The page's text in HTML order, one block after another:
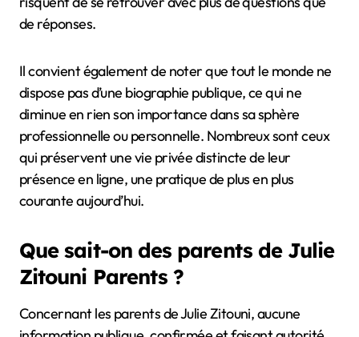
de réponses.
Il convient également de noter que tout le monde ne
dispose pas d’une biographie publique, ce qui ne
diminue en rien son importance dans sa sphère
professionnelle ou personnelle. Nombreux sont ceux
qui préservent une vie privée distincte de leur
présence en ligne, une pratique de plus en plus
courante aujourd’hui.
Que sait-on des parents de Julie
Zitouni Parents ?
Concernant les parents de Julie Zitouni, aucune